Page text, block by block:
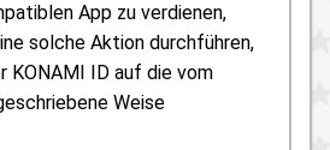
App zu verdienen,
solche Aktion durchführen,
KONAMI ID auf die vom
Weise